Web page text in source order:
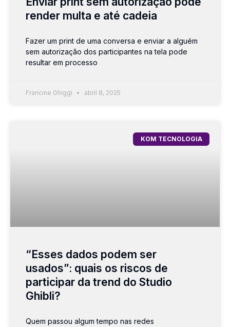
render multa e até cadeia
Fazer um print de uma conversa e enviar a alguém
sem autorização dos participantes na tela pode
resultar em processo
Francine Ghiggi abril 8, 2025
KOM TECNOLOGIA
“Esses dados podem ser
usados”: quais os riscos de
participar da trend do Studio
Ghibli?
Quem passou algum tempo nas redes